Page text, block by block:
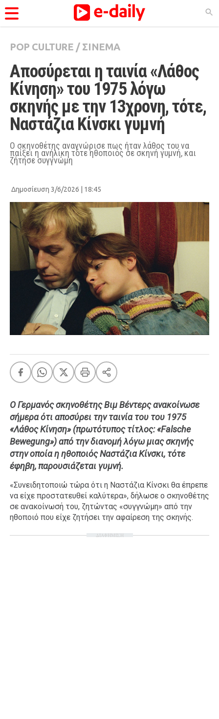
ΚΑΤΗΓΟΡΊΕΣ
Ειδήσεις
Θέματα
Videos
Podcasts
Viral
Life
Pop Culture
Agenda
FEEDS
Πάσχα Eurovision
Retro Summer
OMG LOL
Xmas
LIFE
Food
Body+Mind
Ταξίδια
Style
Σπίτι
Family
Σχέσεις
POP CULTURE / ΣΙΝΕΜΑ
Αποσύρεται η ταινία «Λάθος
Κίνηση» του 1975 λόγω
σκηνής με την 13χρονη, τότε,
Ναστάζια Κίνσκι γυμνή
Ο σκηνοθέτης αναγνώρισε πως ήταν λάθος του να
παίξει η ανήλικη τότε ηθοποιός σε σκηνή γυμνή, και
ζήτησε συγγνώμη
Δημοσίευση 3/6/2026 | 18:45
Ο Γερμανός σκηνοθέτης Βιμ Βέντερς ανακοίνωσε
σήμερα ότι αποσύρει την ταινία του του 1975
«Λάθος Κίνηση» (πρωτότυπος τίτλος: «Falsche
Bewegung») από την διανομή λόγω μιας σκηνής
στην οποία η ηθοποιός Ναστάζια Κίνσκι, τότε
έφηβη, παρουσιάζεται γυμνή.
«Συνειδητοποιώ τώρα ότι η Ναστάζια Κίνσκι θα έπρεπε
να είχε προστατευθεί καλύτερα», δήλωσε ο σκηνοθέτης
σε ανακοίνωσή του, ζητώντας «συγγνώμη» από την
ηθοποιό που είχε ζητήσει την αφαίρεση της σκηνής.
ΔΙΑΦΗΜΙΣΗ